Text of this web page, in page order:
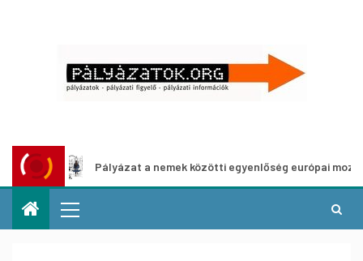
Pályázat a nemek közötti egyenlőség európai mozgalmainak